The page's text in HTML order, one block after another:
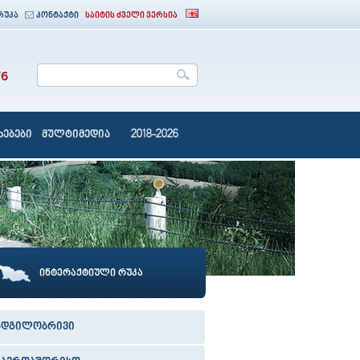
კონტაქტი საიტის ძველი ვერსია
მულტიმედია 2018-2026
ინტერაქტიული რუკა